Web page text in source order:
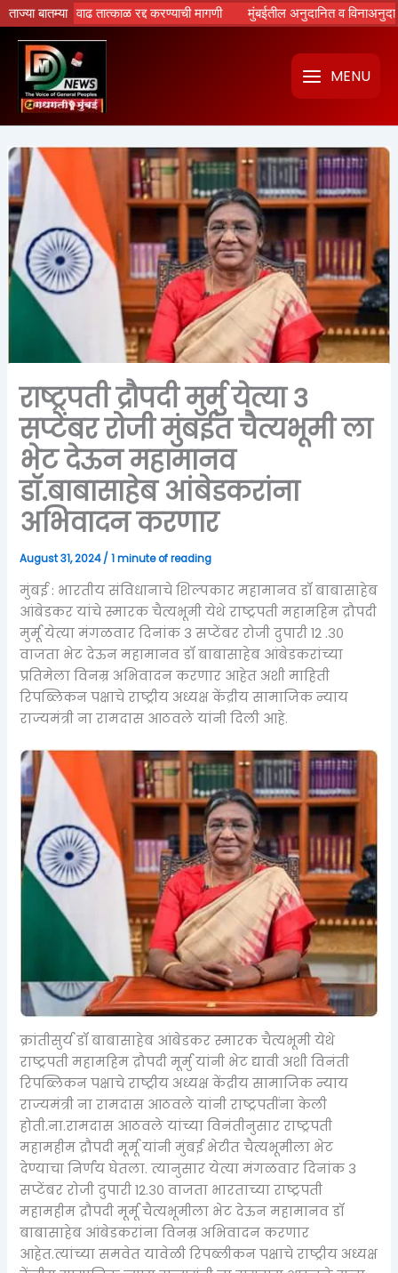
ताज्या बातम्या
वाढ तात्काळ रद्द करण्याची मागणी मुंबईतील अनुदानित व विनाअनुदानित
Skip
to
content
MENU
राष्ट्रपती द्रौपदी मुर्मु येत्या 3
सप्टेंबर रोजी मुंबईत चैत्यभूमी ला
भेट देऊन महामानव
डॉ.बाबासाहेब आंबेडकरांना
अभिवादन करणार
August 31, 2024/1 minute of reading
मुंबई : भारतीय संविधानाचे शिल्पकार महामानव डॉ बाबासाहेब
आंबेडकर यांचे स्मारक चैत्यभूमी येथे राष्ट्रपती महामहिम द्रौपदी
मुर्मू येत्या मंगळवार दिनांक 3 सप्टेंबर रोजी दुपारी 12 .३०
वाजता भेट देऊन महामानव डॉ बाबासाहेब आंबेडकरांच्या
प्रतिमेला विनम्र अभिवादन करणार आहेत अशी माहिती
रिपब्लिकन पक्षाचे राष्ट्रीय अध्यक्ष केंद्रीय सामाजिक न्याय
राज्यमंत्री ना रामदास आठवले यांनी दिली आहे.
क्रांतीसुर्य डॉ बाबासाहेब आंबेडकर स्मारक चैत्यभूमी येथे
राष्ट्रपती महामहिम द्रौपदी मूर्मु यांनी भेट द्यावी अशी विनंती
रिपब्लिकन पक्षाचे राष्ट्रीय अध्यक्ष केंद्रीय सामाजिक न्याय
राज्यमंत्री ना रामदास आठवले यांनी राष्ट्रपतींना केली
होती.ना.रामदास आठवले यांच्या विनंतीनुसार राष्ट्रपती
महामहीम द्रौपदी मूर्मू यांनी मुंबई भेटीत चैत्यभूमीला भेट
देण्याचा निर्णय घेतला. त्यानुसार येत्या मंगळवार दिनांक 3
सप्टेंबर रोजी दुपारी 12.३० वाजता भारताच्या राष्ट्रपती
महामहीम द्रौपदी मूर्मू चैत्यभूमीला भेट देऊन महामानव डॉ
बाबासाहेब आंबेडकरांना विनम्र अभिवादन करणार
आहेत.त्यांच्या समवेत यावेळी रिपब्लीकन पक्षाचे राष्ट्रीय अध्यक्ष